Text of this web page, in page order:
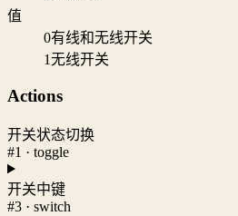
值
0有线和无线开关
1无线开关
Actions
开关状态切换
#1 · toggle
开关中键
#3 · switch